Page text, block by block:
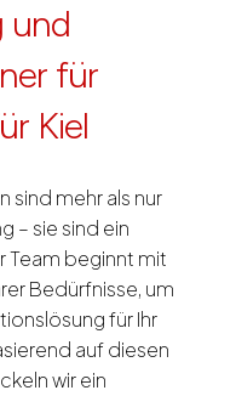
und
für
Kiel
sind mehr als nur
– sie sind ein
Team beginnt mit
Bedürfnisse, um
für Ihr
auf diesen
wir ein